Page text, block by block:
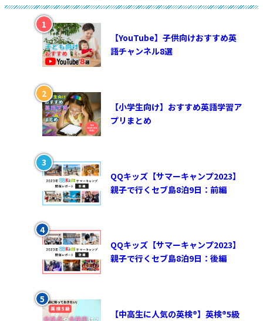
【YouTube】子供向けおすすめ英
語チャンネル8選
【小学生向け】おすすめ英語学習ア
プリまとめ
QQキッズ【サマーキャンプ2023】
親子で行くセブ島8泊9日：前編
QQキッズ【サマーキャンプ2023】
親子で行くセブ島8泊9日：後編
【中高生に人気の英検®︎】英検®︎5級